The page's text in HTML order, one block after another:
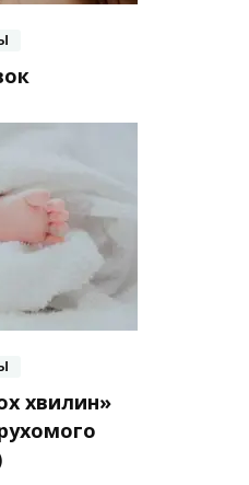
хвилин»